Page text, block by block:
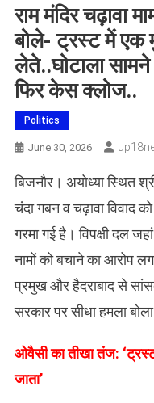
राम मंदिर चढ़ावा
बोले- ट्रस्ट में एक
लेते..घोटाला
फिर केस क्लोज..
Politics
June 30, 2026
बिजनौर। अयोध्या स्थित
चंदा गबन व चढ़ावा विवाद
गरमा गई है। विपक्षी दल
नामों को बचाने का आरोप
प्रमुख और हैदराबाद से
सरकार पर सीधा हमला
​ओवैसी का तीखा तंज:
जाता’